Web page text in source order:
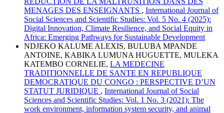
MENAGES DES ENSEIGNANTS , International Journal of
Social Sciences and Scientific Studies: Vol. 5 No. 4 (2025):
Digital Innovation, Climate Resilience, and Social Equity in
Africa: Emerging Pathways for Sustainable Development
NDJEKO KALUME ALEXIS, BULUBA MPANDE
ANTOINE, KABIKA LUMUNA HUGUETTE, MULEKA
KATEMBO CORNELIE, LA MEDECINE
TRADITIONNELLE DE SANTE EN REPUBLIQUE
DEMOCRATIQUE DU CONGO : PERSPECTIVE D’UN
STATUT JURIDIQUE , International Journal of Social
Sciences and Scientific Studies: Vol. 1 No. 3 (2021): The
work environment, information system security, and animal